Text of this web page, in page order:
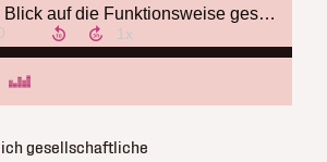
gesellschaftliche